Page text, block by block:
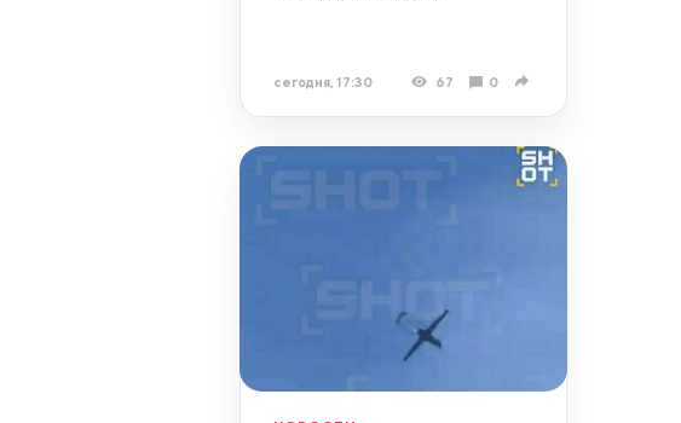
сегодня, 17:30 67 0